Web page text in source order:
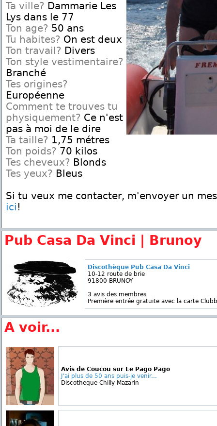
Ta ville? Dammarie Les
Lys dans le 77
Ton age? 50 ans
Tu habites? On est deux
Ton travail? Divers
Ton style vestimentaire?
Branché
Tes origines?
Européenne
Comment te trouves tu
physiquement? Ce n'est
pas à moi de le dire
Ta taille? 1,75 métres
Ton poids? 70 kilos
Tes cheveux? Blonds
Tes yeux? Bleus
Si tu veux me contacter, m'envoyer un
ici !
Pub Casa Da Vinci | Brunoy
Discothèque Pub Casa Da Vinci
10-12 route de brie
91800 BRUNOY
3 avis des membres
Première entrée gratuite avec la carte
A voir...
Avis de Coucou sur Le Pago Pago
J'ai plus de 50 ans puis-je venir...
Discotheque Chilly Mazarin